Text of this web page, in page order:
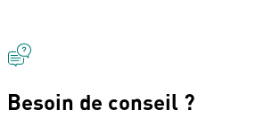
Besoin de conseil ?